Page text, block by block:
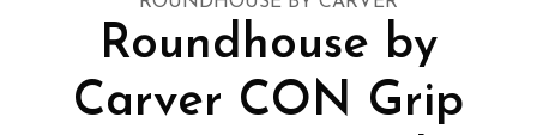
Roundhouse by
Carver CON Grip